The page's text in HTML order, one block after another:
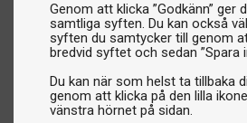
Genom att klicka ”Godkänn” ger
samtliga syften. Du kan också
syften du samtycker till genom
bredvid syftet och sedan ”Spara
Du kan när som helst ta tillbaka
genom att klicka på den lilla
vänstra hörnet på sidan.